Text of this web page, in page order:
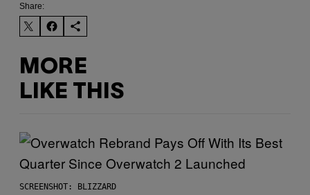
Share:
MORE
LIKE THIS
SCREENSHOT: BLIZZARD